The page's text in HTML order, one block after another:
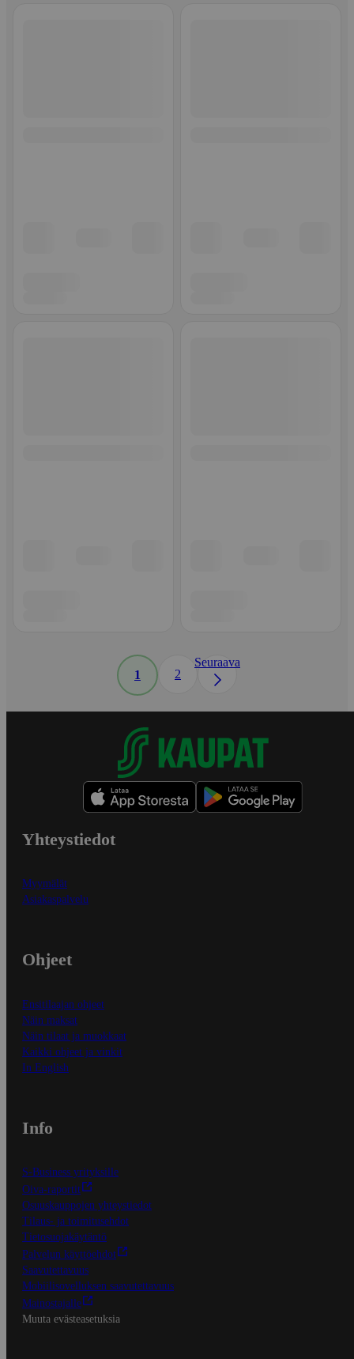
1 2
Seuraava
Yhteystiedot
Myymälät
Asiakaspalvelu
Ohjeet
Ensitilaajan ohjeet
Näin maksat
Näin tilaat ja muokkaat
Kaikki ohjeet ja vinkit
In English
Info
S-Business yrityksille
Oiva-raportit
Osuuskauppojen yhteystiedot
Tilaus- ja toimitusehdot
Tietosuojakäytäntö
Palvelun käyttöehdot
Saavutettavuus
Mobiilisovelluksen saavutettavuus
Mainostajalle
Muuta evästeasetuksia